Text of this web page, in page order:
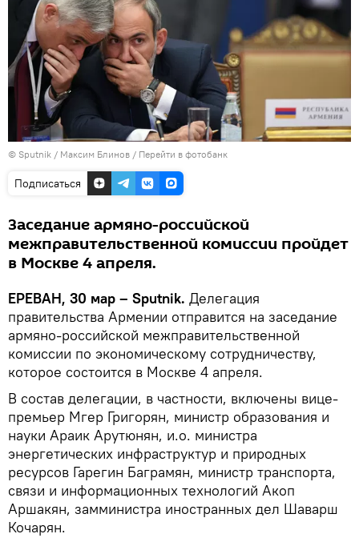
© Sputnik / Максим Блинов / Перейти в фотобанк
Подписаться
Заседание армяно-российской
межправительственной комиссии пройдет
в Москве 4 апреля.
ЕРЕВАН, 30 мар – Sputnik. Делегация
правительства Армении отправится на заседание
армяно-российской межправительственной
комиссии по экономическому сотрудничеству,
которое состоится в Москве 4 апреля.
В состав делегации, в частности, включены вице-
премьер Мгер Григорян, министр образования и
науки Араик Арутюнян, и.о. министра
энергетических инфраструктур и природных
ресурсов Гарегин Баграмян, министр транспорта,
связи и информационных технологий Акоп
Аршакян, замминистра иностранных дел Шаварш
Кочарян.